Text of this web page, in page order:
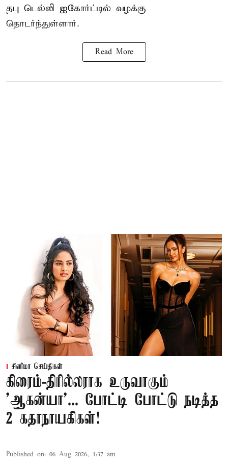
தபு டெல்லி ஐகோர்ட்டில் வழக்கு
தொடர்ந்துள்ளார்.
Read More
சினிமா செய்திகள்
கிரைம்-திரில்லராக உருவாகும்
'ஆகன்யா'... போட்டி போட்டு நடித்த
2 கதாநாயகிகள்!
Published on: 06 Aug 2026, 1:37 am